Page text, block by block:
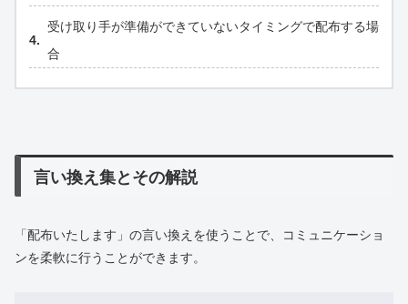
受け取り手が準備ができていないタイミングで配布する場
合
言い換え集とその解説
「配布いたします」の言い換えを使うことで、コミュニケーショ
ンを柔軟に行うことができます。